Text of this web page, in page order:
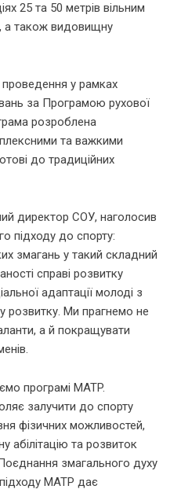
25 та 50 метрів вільним
а також видовищну
у рамках
за Програмою рухової
розроблена
та важкими
до традиційних
директор СОУ, наголосив
підходу до спорту:
змагань у такий складний
справі розвитку
адаптації молоді з
розвитку. Ми прагнемо не
а й покращувати
програмі MATP.
залучити до спорту
фізичних можливостей,
абілітацію та розвиток
змагального духу
MATP дає